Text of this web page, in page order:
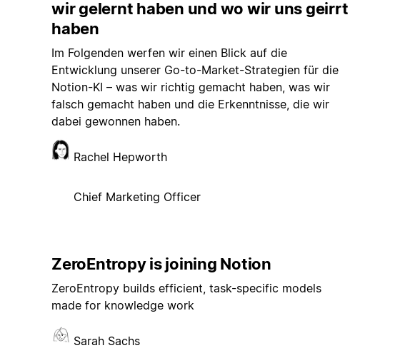
wir gelernt haben und wo wir uns geirrt
haben
Im Folgenden werfen wir einen Blick auf die
Entwicklung unserer Go-to-Market-Strategien für die
Notion-KI – was wir richtig gemacht haben, was wir
falsch gemacht haben und die Erkenntnisse, die wir
dabei gewonnen haben.
Rachel Hepworth
Chief Marketing Officer
ZeroEntropy is joining Notion
ZeroEntropy builds efficient, task-specific models
made for knowledge work
Sarah Sachs